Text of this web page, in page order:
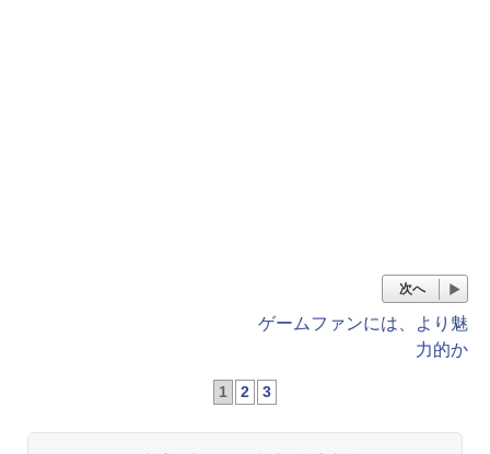
次へ
ゲームファンには、より魅
力的か
1 2 3